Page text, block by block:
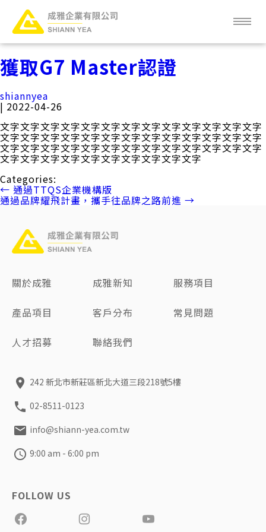
the
content
for:
中
關於成雅
服務項目
產品項目
人才招募
聯絡我們
獲取G7 Master認證
shiannyea
| 2022-04-26
文字文字文字文字文字文字文字文字文字文字文字文字文字
文字文字文字文字文字文字文字文字文字文字文字文字文字
文字文字文字文字文字文字文字文字文字文字文字文字文字
文字文字文字文字文字文字文字文字文字文字
Categories:
文
章
← 通過TTQS企業機構版
通過品牌耀飛計畫，攜手往品牌之路前進 →
關於成雅 成雅新知 服務項目
產品項目 客戶分布 常見問題
人才招募 聯絡我們
242 新北市新莊區新北大道三段218號5樓
02-8511-0123
info@shiann-yea.com.tw
9:00 am - 6:00 pm